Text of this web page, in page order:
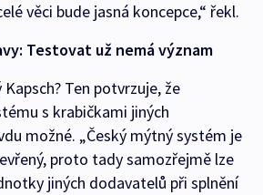
věci bude jasná koncepce,“ řekl.
Testovat už nemá význam
Ten potvrzuje, že
s krabičkami jiných
možné. „Český mýtný systém je
proto tady samozřejmě lze
jiných dodavatelů při splnění